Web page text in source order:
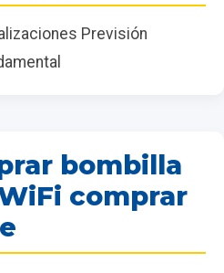
Previsión
bombilla
comprar